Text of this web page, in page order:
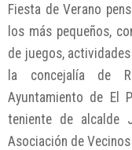
Fiesta de Verano
los más pequeños,
de juegos,
la concejalía de
Ayuntamiento de El
teniente de alcalde
Asociación de Vecinos